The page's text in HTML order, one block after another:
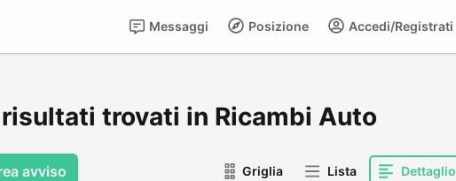
Accedi/Registrati
Posizione
Messaggi
trovati in Ricambi Auto
avviso Griglia Lista Dettaglio